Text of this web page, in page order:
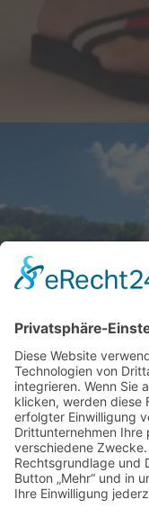
Efasit
Schick zum